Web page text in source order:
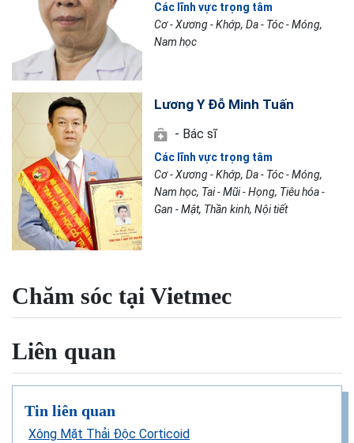
Các lĩnh vực trọng tâm
Cơ - Xương - Khớp, Da - Tóc - Móng,
Nam học
Lương Y Đỗ Minh Tuấn
- Bác sĩ
Các lĩnh vực trọng tâm
Cơ - Xương - Khớp, Da - Tóc - Móng,
Nam học, Tai - Mũi - Họng, Tiêu hóa -
Gan - Mật, Thần kinh, Nội tiết
Chăm sóc tại Vietmec
Liên quan
Tin liên quan
Xông Mặt Thải Độc Corticoid